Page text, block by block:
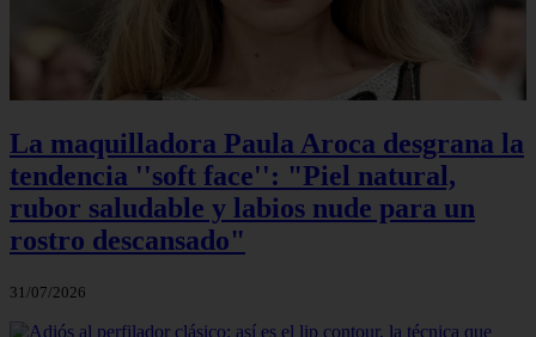
La maquilladora Paula Aroca desgrana la
tendencia ''soft face'': "Piel natural,
rubor saludable y labios nude para un
rostro descansado"
31/07/2026